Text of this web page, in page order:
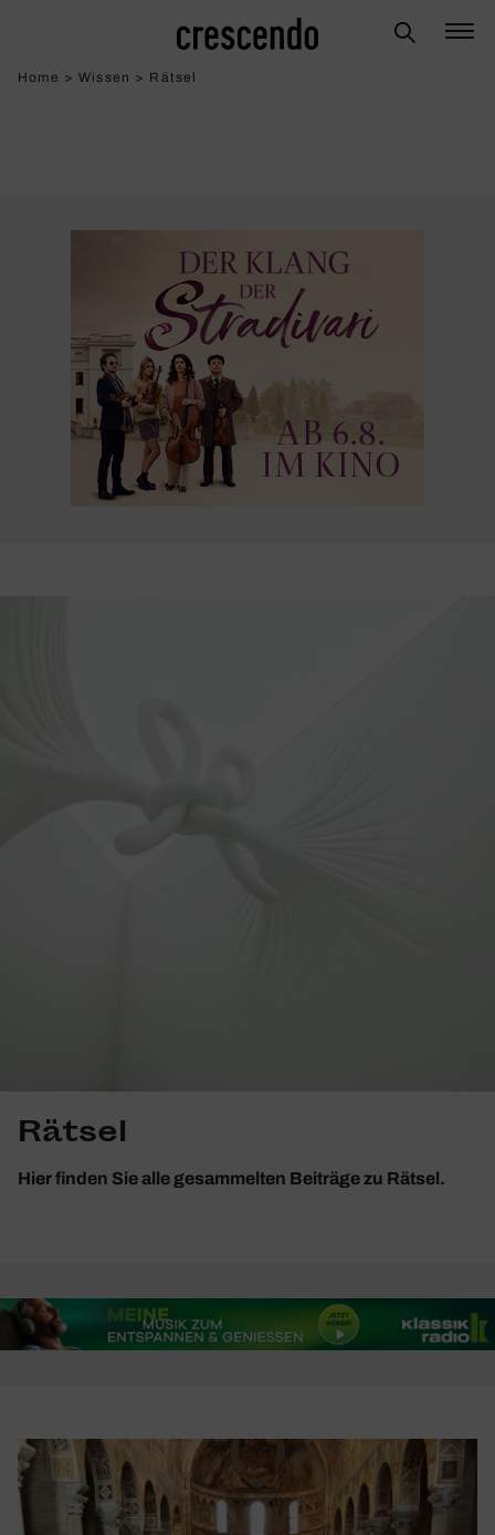
Home > Wissen > Rätsel
Rätsel
Hier finden Sie alle gesammelten Beiträge zu Rätsel.